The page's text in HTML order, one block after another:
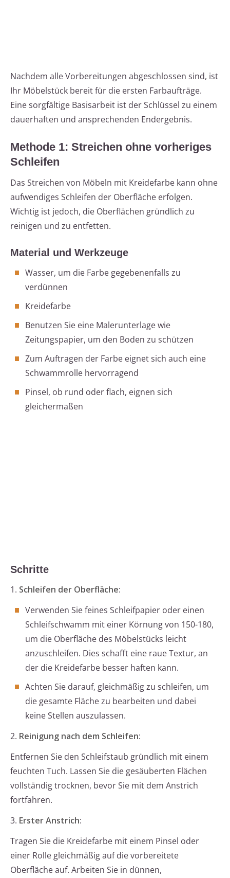
Nachdem alle Vorbereitungen abgeschlossen sind, ist
Ihr Möbelstück bereit für die ersten Farbaufträge.
Eine sorgfältige Basisarbeit ist der Schlüssel zu einem
dauerhaften und ansprechenden Endergebnis.
Methode 1: Streichen ohne vorheriges
Schleifen
Das Streichen von Möbeln mit Kreidefarbe kann ohne
aufwendiges Schleifen der Oberfläche erfolgen.
Wichtig ist jedoch, die Oberflächen gründlich zu
reinigen und zu entfetten.
Material und Werkzeuge
Wasser, um die Farbe gegebenenfalls zu
verdünnen
Kreidefarbe
Benutzen Sie eine Malerunterlage wie
Zeitungspapier, um den Boden zu schützen
Zum Auftragen der Farbe eignet sich auch eine
Schwammrolle hervorragend
Pinsel, ob rund oder flach, eignen sich
gleichermaßen
Schritte
1. Schleifen der Oberfläche:
Verwenden Sie feines Schleifpapier oder einen
Schleifschwamm mit einer Körnung von 150-180,
um die Oberfläche des Möbelstücks leicht
anzuschleifen. Dies schafft eine raue Textur, an
der die Kreidefarbe besser haften kann.
Achten Sie darauf, gleichmäßig zu schleifen, um
die gesamte Fläche zu bearbeiten und dabei
keine Stellen auszulassen.
2. Reinigung nach dem Schleifen:
Entfernen Sie den Schleifstaub gründlich mit einem
feuchten Tuch. Lassen Sie die gesäuberten Flächen
vollständig trocknen, bevor Sie mit dem Anstrich
fortfahren.
3. Erster Anstrich:
Tragen Sie die Kreidefarbe mit einem Pinsel oder
einer Rolle gleichmäßig auf die vorbereitete
Oberfläche auf. Arbeiten Sie in dünnen,